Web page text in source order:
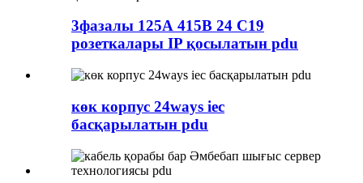
3фазалы 125А 415В 24 C19
розеткалары IP қосылатын pdu
көк корпус 24ways iec
басқарылатын pdu